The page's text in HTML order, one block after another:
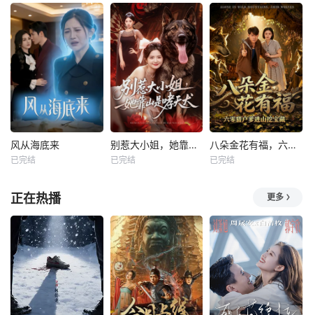
风从海底来
已完结
别惹大小姐，她靠山是哮天犬
已完结
八朵金花有福，六零猎户爹进山挖宝藏
已完结
正在热播 更多